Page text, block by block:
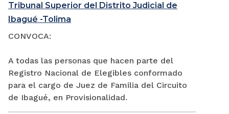
Tribunal Superior del Distrito Judicial de
Ibagué -Tolima
CONVOCA:
A todas las personas que hacen parte del
Registro Nacional de Elegibles conformado
para el cargo de Juez de Familia del Circuito
de Ibagué, en Provisionalidad.